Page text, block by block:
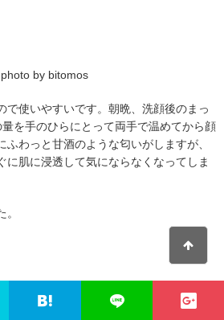
photo by bitomos
で使いやすいです。朝晩、洗顔後のまっ
を手のひらにとって両手で温めてから顔
ふわっと甘酒のような匂いがしますが、
に肌に浸透して気にならなくなってしま